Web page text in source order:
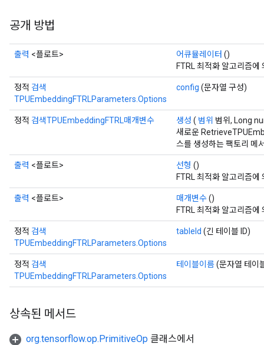
공개 방법
출력 <플로트> 어큐뮬레이터 ()
FTRL 최적화 알고리즘에
정적 검색
TPUEmbeddingFTRLParameters.Options
config (문자열 구성)
정적 검색TPUEmbeddingFTRL매개변수 생성 ( 범위 범위, Long
새로운
스를 생성하는 팩토리 메
출력 <플로트> 선형 ()
FTRL 최적화 알고리즘에
출력 <플로트> 매개변수()
FTRL 최적화 알고리즘에
정적 검색
TPUEmbeddingFTRLParameters.Options
tableId (긴 테이블 ID)
정적 검색
TPUEmbeddingFTRLParameters.Options
테이블이름(문자열 테이
상속된 메서드
org.tensorflow.op.PrimitiveOp 클래스에서